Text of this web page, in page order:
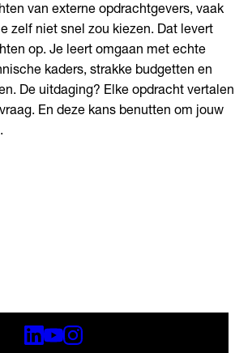
van externe opdrachtgevers, vaak
zelf niet snel zou kiezen. Dat levert
op. Je leert omgaan met echte
kaders, strakke budgetten en
De uitdaging? Elke opdracht vertalen
En deze kans benutten om jouw